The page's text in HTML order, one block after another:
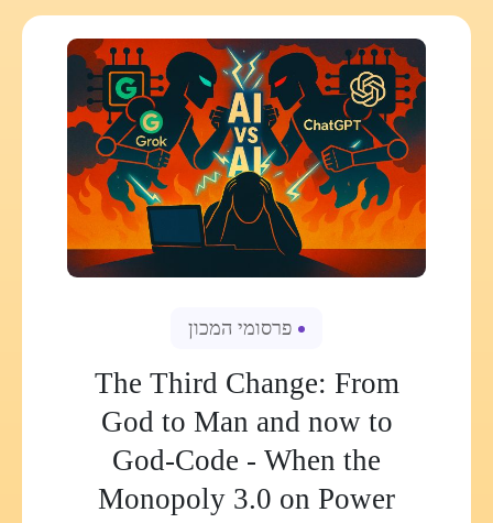
פרסומי המכון
The Third Change: From
God to Man and now to
God-Code - When the
Monopoly 3.0 on Power